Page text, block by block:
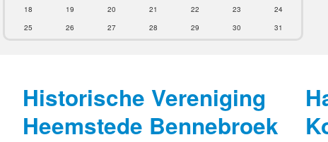
18
19 20 21 22 23
24
25
26 27 28 29 30 31
Historische Vereniging
Heemstede Bennebroek